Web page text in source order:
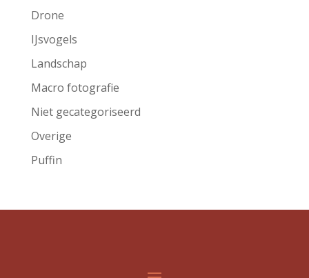
Drone
IJsvogels
Landschap
Macro fotografie
Niet gecategoriseerd
Overige
Puffin